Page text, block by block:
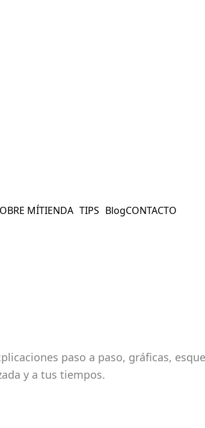
MÍTIENDA TIPS BlogCONTACTO
paso a paso, gráficas,
y a tus tiempos.